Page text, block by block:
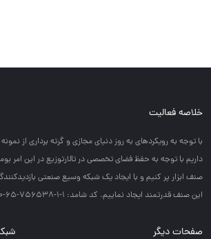
خلاصه فعالیت
با توجه به رويكردهاي به روز دنياي مجازي و گرته برداري از
داريم با توجه به حفظ فضاي تخصصي در تالارتوزيع در اين امر
صنف ابزار پر كنيم و با ايجاد يك شبكه وسيع صنعتي
اين صنف قدرتمند ايجاد نماييم. کد شامد: 1-1-756538-65-0-2
صفحات دیگر